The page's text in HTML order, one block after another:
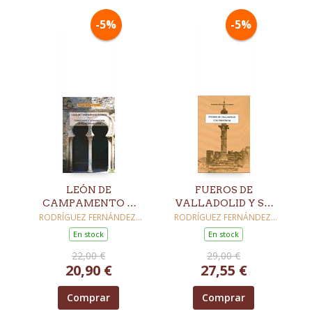
-5%
LEÓN DE
CAMPAMENTO A
CORTE /
TERRITORIO Y
JURISDICCIÓN EN EL
REINO DE LEÓN
RODRÍGUEZ FERNÁNDEZ,
JUSTINIANO
En stock
22,00 €
20,90 €
Comprar
-5%
FUEROS DE
VALLADOLID Y SU
PROVINCIA
RODRÍGUEZ FERNÁNDEZ,
JUSTINIANO
En stock
29,00 €
27,55 €
Comprar